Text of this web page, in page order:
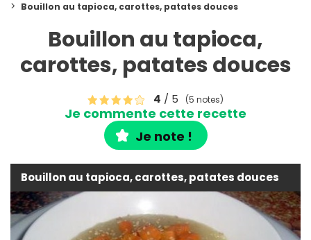
Bouillon au tapioca, carottes, patates douces
Bouillon au tapioca,
carottes, patates douces
4 / 5 (5 notes)
Je commente cette recette
Je note !
Bouillon au tapioca, carottes, patates douces